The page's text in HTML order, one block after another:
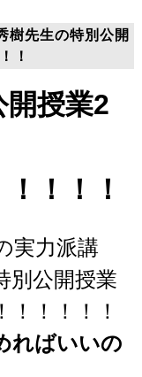
先生の特別公開
！
開授業2
！！！
実力派講
別公開授業
！！！！
ればいいの